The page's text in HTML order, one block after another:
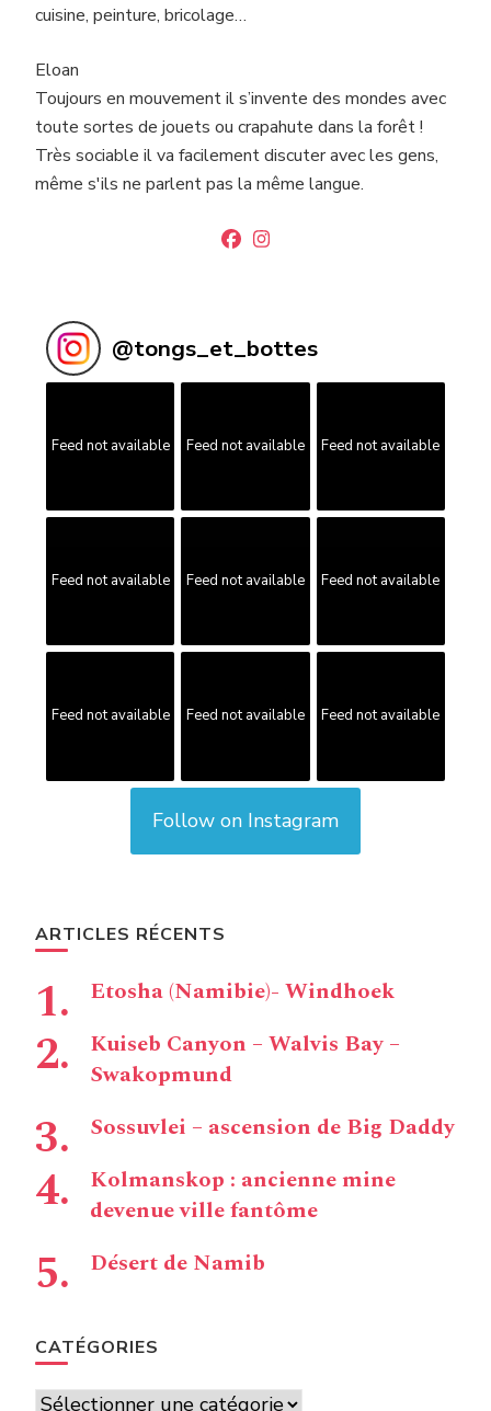
cuisine, peinture, bricolage…
Eloan
Toujours en mouvement il s’invente des mondes avec
toute sortes de jouets ou crapahute dans la forêt !
Très sociable il va facilement discuter avec les gens,
même s'ils ne parlent pas la même langue.
@tongs_et_bottes
Feed not available Feed not available Feed not available
Feed not available Feed not available Feed not available
Feed not available Feed not available Feed not available
Follow on Instagram
ARTICLES RÉCENTS
Etosha (Namibie)- Windhoek
Kuiseb Canyon – Walvis Bay –
Swakopmund
Sossuvlei – ascension de Big Daddy
Kolmanskop : ancienne mine
devenue ville fantôme
Désert de Namib
CATÉGORIES
Catégories